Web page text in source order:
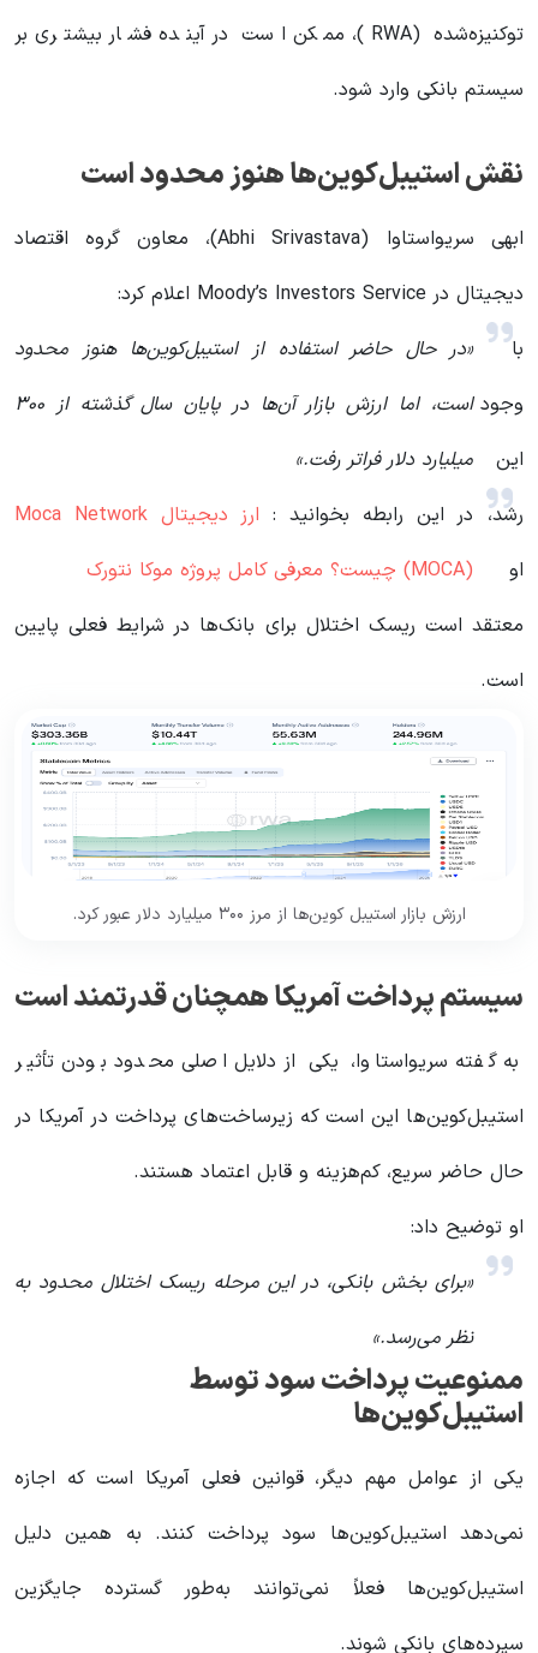
توکنیزه‌شده (RWA)، ممکن است در آینده فشار بیشتری بر
سیستم بانکی وارد شود.
نقش استیبل‌کوین‌ها هنوز محدود است
ابهی سریواستاوا (Abhi Srivastava)، معاون گروه اقتصاد
دیجیتال در Moody’s Investors Service اعلام کرد:
«در حال حاضر استفاده از استیبل‌کوین‌ها هنوز محدود
است، اما ارزش بازار آن‌ها در پایان سال گذشته از ۳۰۰
میلیارد دلار فراتر رفت.»
در این رابطه بخوانید‌ :
ارز دیجیتال Moca Network
(MOCA) چیست؟ معرفی کامل پروژه موکا نتورک
با
وجود
این
رشد،
او
معتقد است ریسک اختلال برای بانک‌ها در شرایط فعلی پایین
است.
ارزش بازار استیبل کوین‌ها از مرز ۳۰۰ میلیارد دلار عبور کرد.
سیستم پرداخت آمریکا همچنان قدرتمند است
به گفته سریواستاوا، یکی از دلایل اصلی محدود بودن تأثیر
استیبل‌کوین‌ها این است که زیرساخت‌های پرداخت در آمریکا در
حال حاضر سریع، کم‌هزینه و قابل اعتماد هستند.
او توضیح داد:
«برای بخش بانکی، در این مرحله ریسک اختلال محدود به
نظر می‌رسد.»
ممنوعیت پرداخت سود توسط
استیبل‌کوین‌ها
یکی از عوامل مهم دیگر، قوانین فعلی آمریکا است که اجازه
نمی‌دهد استیبل‌کوین‌ها سود پرداخت کنند. به همین دلیل
استیبل‌کوین‌ها فعلاً نمی‌توانند به‌طور گسترده جایگزین
سپرده‌های بانکی شوند.